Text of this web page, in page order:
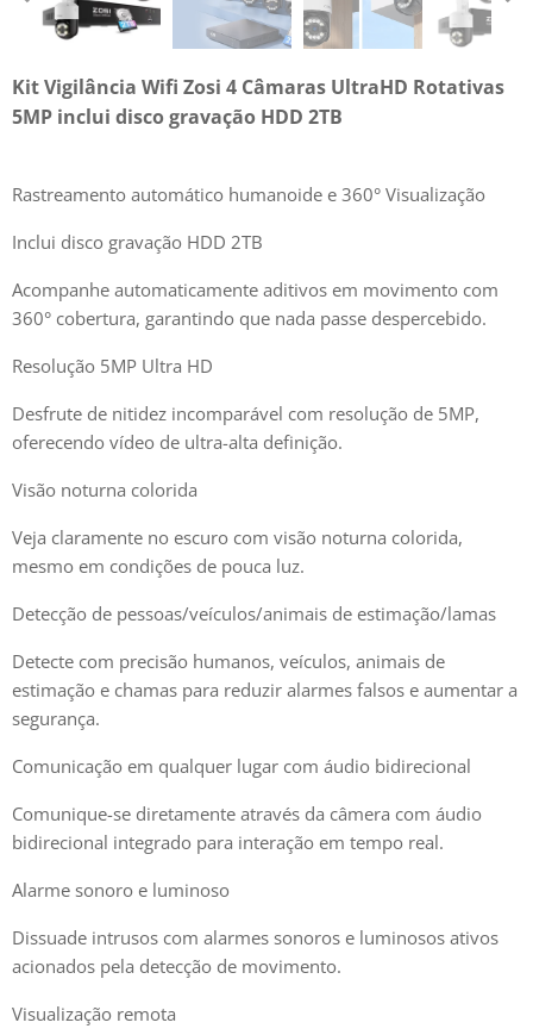
Kit Vigilância Wifi Zosi 4 Câmaras UltraHD Rotativas
5MP inclui disco gravação HDD 2TB
Rastreamento automático humanoide e 360° Visualização
Inclui disco gravação HDD 2TB
Acompanhe automaticamente aditivos em movimento com
360° cobertura, garantindo que nada passe despercebido.
Resolução 5MP Ultra HD
Desfrute de nitidez incomparável com resolução de 5MP,
oferecendo vídeo de ultra-alta definição.
Visão noturna colorida
Veja claramente no escuro com visão noturna colorida,
mesmo em condições de pouca luz.
Detecção de pessoas/veículos/animais de estimação/lamas
Detecte com precisão humanos, veículos, animais de
estimação e chamas para reduzir alarmes falsos e aumentar a
segurança.
Comunicação em qualquer lugar com áudio bidirecional
Comunique-se diretamente através da câmera com áudio
bidirecional integrado para interação em tempo real.
Alarme sonoro e luminoso
Dissuade intrusos com alarmes sonoros e luminosos ativos
acionados pela detecção de movimento.
Visualização remota